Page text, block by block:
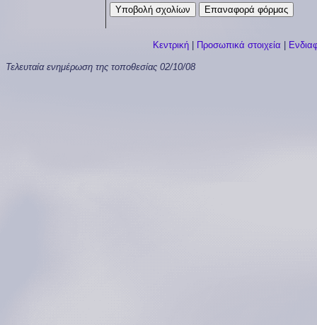
Κεντρική| Προσωπικά στοιχεία
Τελευταία ενημέρωση της τοποθεσίας 02/10/08